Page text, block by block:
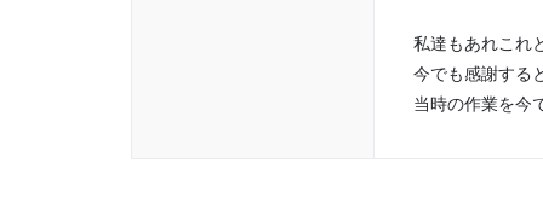
私達もあれこれ
今でも感謝する
当時の作業を今